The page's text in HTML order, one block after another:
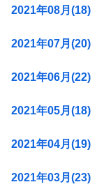
2021年08月(18)
2021年07月(20)
2021年06月(22)
2021年05月(18)
2021年04月(19)
2021年03月(23)